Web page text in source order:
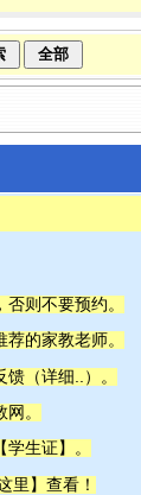
则不要预约。
的家教老师。
馈（详细..
）。
网。
生证】。
里 】查看！